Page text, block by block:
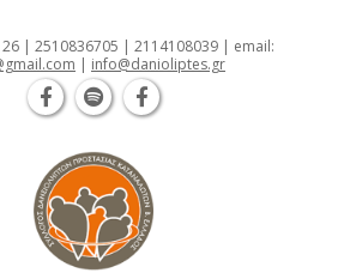
| 2510836705 | 2114108039 | email:
| info@danioliptes.gr